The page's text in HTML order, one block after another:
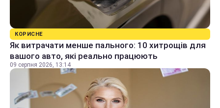
КОРИСНЕ
Як витрачати менше пального: 10 хитрощів для
вашого авто, які реально працюють
09 серпня 2026, 13:14